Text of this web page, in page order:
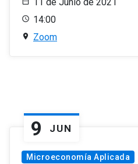
14:00
Zoom
9 JUN
Microeconomía Aplicada